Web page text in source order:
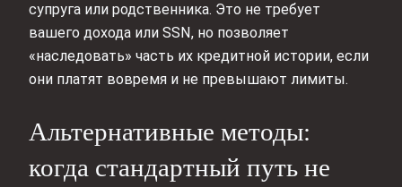
супруга или родственника. Это не требует
вашего дохода или SSN, но позволяет
«наследовать» часть их кредитной истории, если
они платят вовремя и не превышают лимиты.
Альтернативные методы:
когда стандартный путь не